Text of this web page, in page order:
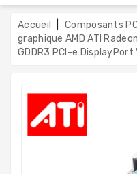
Unités
Centrales
Reconditionnées
Écran
Ordinateurs
Portables
Accueil Composants
graphique AMD ATI
GDDR3 PCI-e DisplayPort